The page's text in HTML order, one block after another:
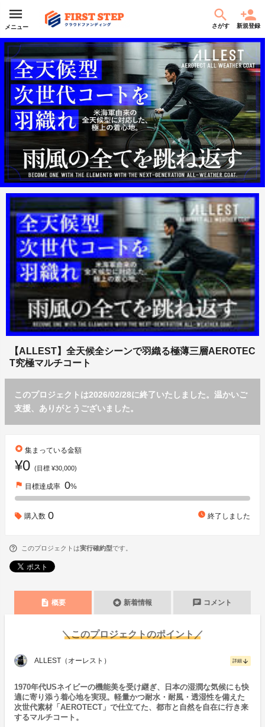
メニュー さがす 新規登録
【ALLEST】全天候全シーンで羽織る極薄三層AEROTEC
T究極マルチコート
このプロジェクトは2026/02/28に終了いたしました。温かいご
支援、ありがとうございました。
stars 集まっている金額
¥0 (目標 ¥30,000)
flag 目標達成率 0%
購入数 0 watch_later 終了しました
このプロジェクトは実行確約型です。
description 概要 stars 新着情報 chat コメント
＼このプロジェクトのポイント／
ALLEST（オーレスト） 詳細 arrow_downward
1970年代USネイビーの機能美を受け継ぎ、日本の湿潤な気候にも快
適に寄り添う着心地を実現。軽量かつ耐水・耐風・透湿性を備えた
次世代素材「AEROTECT」で仕立てた、都市と自然を自在に行き来
するマルチコート。